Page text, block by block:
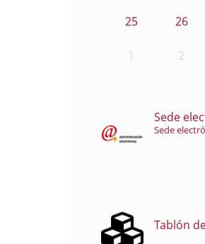
25 26
1 2
Sede
Sede
Tablón